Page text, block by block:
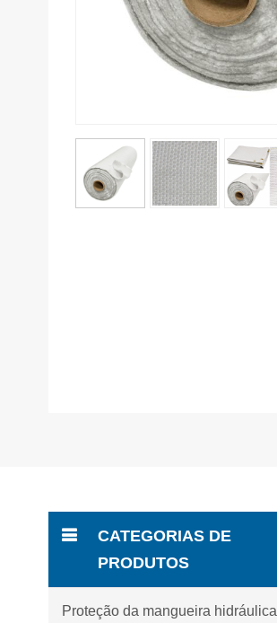
CATEGORIAS DE
PRODUTOS
Proteção da mangueira hidráulica